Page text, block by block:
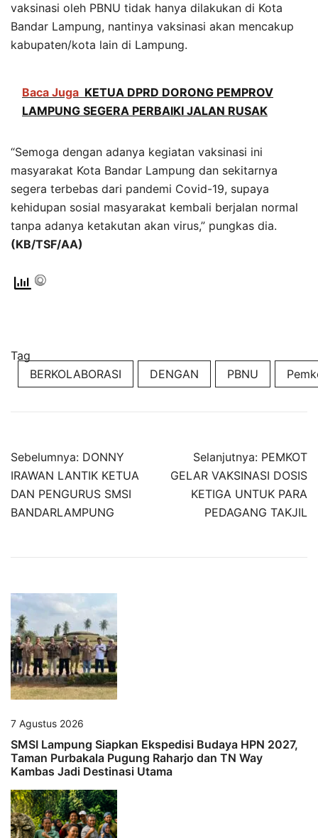
vaksinasi oleh PBNU tidak hanya dilakukan di Kota
Bandar Lampung, nantinya vaksinasi akan mencakup
kabupaten/kota lain di Lampung.
Baca Juga KETUA DPRD DORONG PEMPROV
LAMPUNG SEGERA PERBAIKI JALAN RUSAK
“Semoga dengan adanya kegiatan vaksinasi ini
masyarakat Kota Bandar Lampung dan sekitarnya
segera terbebas dari pandemi Covid-19, supaya
kehidupan sosial masyarakat kembali berjalan normal
tanpa adanya ketakutan akan virus,” pungkas dia.
(KB/TSF/AA)
Tag
BERKOLABORASI
DENGAN PBNU
Navigasi
pos
Sebelumnya: DONNY
IRAWAN LANTIK KETUA
DAN PENGURUS SMSI
BANDARLAMPUNG
Selanjutnya: PEMKOT
GELAR VAKSINASI DOSIS
KETIGA UNTUK PARA
PEDAGANG TAKJIL
7 Agustus 2026
SMSI Lampung Siapkan Ekspedisi Budaya HPN 2027,
Taman Purbakala Pugung Raharjo dan TN Way
Kambas Jadi Destinasi Utama